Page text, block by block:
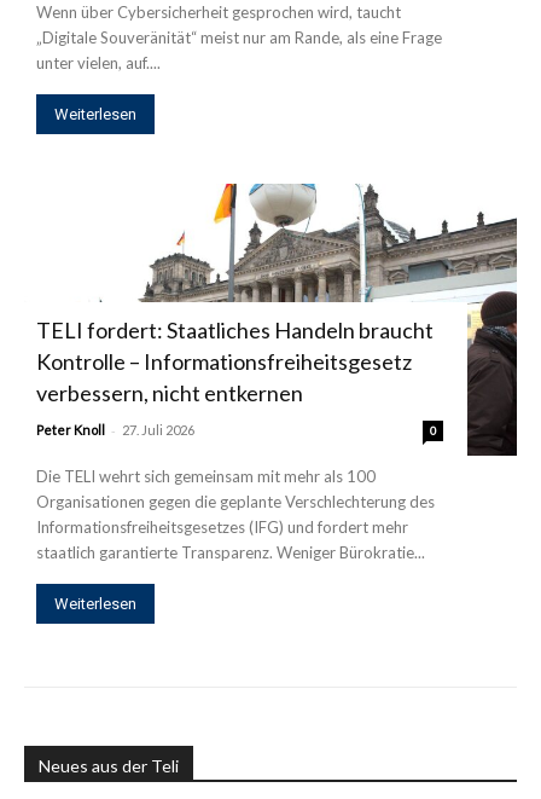
Wenn über Cybersicherheit gesprochen wird, taucht
„Digitale Souveränität“ meist nur am Rande, als eine Frage
unter vielen, auf....
Weiterlesen
TELI fordert: Staatliches Handeln braucht
Kontrolle – Informationsfreiheitsgesetz
verbessern, nicht entkernen
Peter Knoll - 27. Juli 2026 0
Die TELI wehrt sich gemeinsam mit mehr als 100
Organisationen gegen die geplante Verschlechterung des
Informationsfreiheitsgesetzes (IFG) und fordert mehr
staatlich garantierte Transparenz. Weniger Bürokratie...
Weiterlesen
Neues aus der Teli